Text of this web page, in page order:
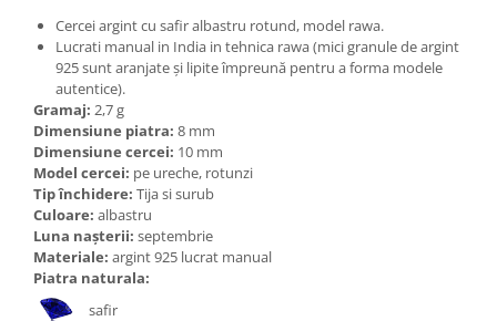
Bijuterii spinel
Bijuterii tanzanit
Bijuterii topaz
Bijuterii turcoaz
Bijuterii turmaline
Bijuterii morganit
Cercei argint cu safir albastru rotund, model rawa.
Lucrati manual in India in tehnica rawa (mici granule de argint
925 sunt aranjate și lipite împreună pentru a forma modele
autentice).
Gramaj: 2,7 g
Dimensiune piatra: 8 mm
Dimensiune cercei: 10 mm
Model cercei: pe ureche, rotunzi
Tip închidere: Tija si surub
Culoare: albastru
Luna nașterii: septembrie
Materiale: argint 925 lucrat manual
Piatra naturala:
safir